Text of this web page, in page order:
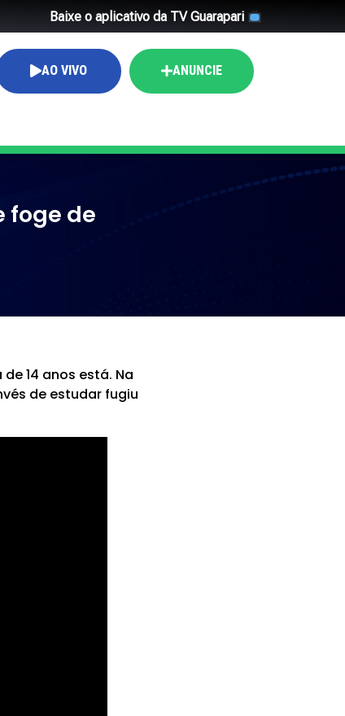
Baixe o aplicativo da TV Guarapari
AO VIVO ANUNCIE
foge de
14 anos está. Na
de estudar fugiu